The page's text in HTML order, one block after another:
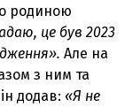
родиною
це був 2023
Але на
з ним та
додав:«Я не